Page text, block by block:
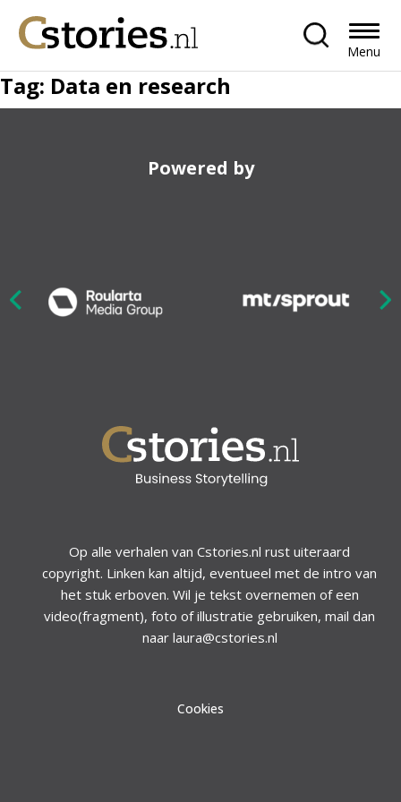
Menu
Tag: Data en research
Powered by
Op alle verhalen van Cstories.nl rust uiteraard
copyright. Linken kan altijd, eventueel met de intro van
het stuk erboven. Wil je tekst overnemen of een
video(fragment), foto of illustratie gebruiken, mail dan
naar laura@cstories.nl
Cookies